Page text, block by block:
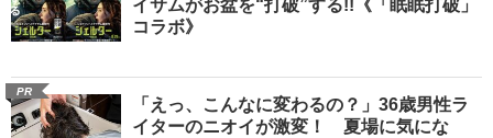
イサムがお盆を“打破”する!!《「眠眠打破」
コラボ》
PR
「えっ、こんなに変わるの？」36歳男性ラ
イターのニオイが激変！ 夏場に気にな